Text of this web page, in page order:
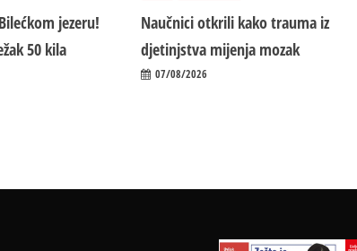
jezeru!
50 kila
Naučnici otkrili kako trauma iz
d‌jetinjstva mijenja mozak
07/08/2026